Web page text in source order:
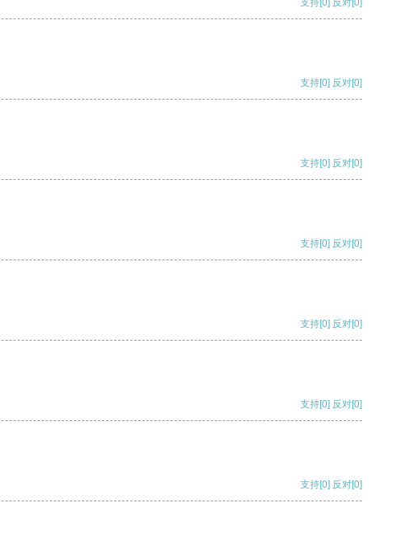
支持[0] 反对[0]
支持[0] 反对[0]
支持[0] 反对[0]
支持[0] 反对[0]
支持[0] 反对[0]
支持[0] 反对[0]
支持[0] 反对[0]